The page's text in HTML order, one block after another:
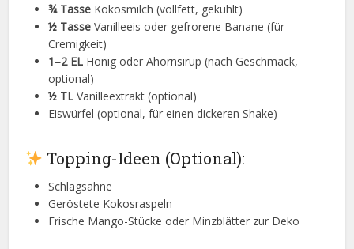
¾ Tasse Kokosmilch (vollfett, gekühlt)
½ Tasse Vanilleeis oder gefrorene Banane (für
Cremigkeit)
1–2 EL Honig oder Ahornsirup (nach Geschmack,
optional)
½ TL Vanilleextrakt (optional)
Eiswürfel (optional, für einen dickeren Shake)
Topping-Ideen (Optional):
Schlagsahne
Geröstete Kokosraspeln
Frische Mango-Stücke oder Minzblätter zur Deko